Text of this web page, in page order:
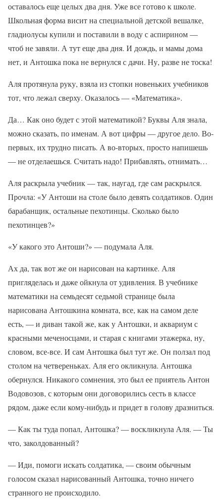
оставалось еще целых два дня. Уже все готово к школе.
Школьная форма висит на специальной детской вешалке,
гладиолусы купили и поставили в воду с аспирином —
чтоб не завяли. А тут еще два дня. И дождь, и мамы дома
нет, и Антошка пока не вернулся с дачи. Ну, разве не тоска!
Аля протянула руку, взяла из стопки новеньких учебников
тот, что лежал сверху. Оказалось — «Математика».
Да… Как оно будет с этой математикой? Буквы Аля знала,
можно сказать, по именам. А вот цифры — другое дело. Во-
первых, их трудно писать. А во-вторых, просто напишешь
— не отделаешься. Считать надо! Прибавлять, отнимать…
Аля раскрыла учебник — так, наугад, где сам раскрылся.
Прочла: «У Антоши на столе было девять солдатиков. Один
барабанщик, остальные пехотинцы. Сколько было
пехотинцев?»
«У какого это Антоши?» — подумала Аля.
Ах да, так вот же он нарисован на картинке. Аля
пригляделась и даже ойкнула от удивления. В учебнике
математики на семьдесят седьмой странице была
нарисована Антошкина комната, все, как на самом деле
есть, — и диван такой же, как у Антошки, и аквариум с
красными меченосцами, и старая с книгами этажерка, ну,
словом, все-все. И сам Антошка был тут же. Он ползал под
столом на четвереньках. Аля его окликнула. Антошка
обернулся. Никакого сомнения, это был ее приятель Антон
Водовозов, с которым они договорились сесть в классе
рядом, даже если кому-нибудь и придет в голову дразниться.
— Как ты туда попал, Антошка? — воскликнула Аля. — Ты
что, заколдованный?
— Иди, помоги искать солдатика, — своим обычным
голосом сказал нарисованный Антошка, точно ничего
странного не происходило.